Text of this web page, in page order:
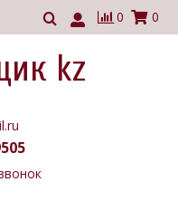
0 0
kz